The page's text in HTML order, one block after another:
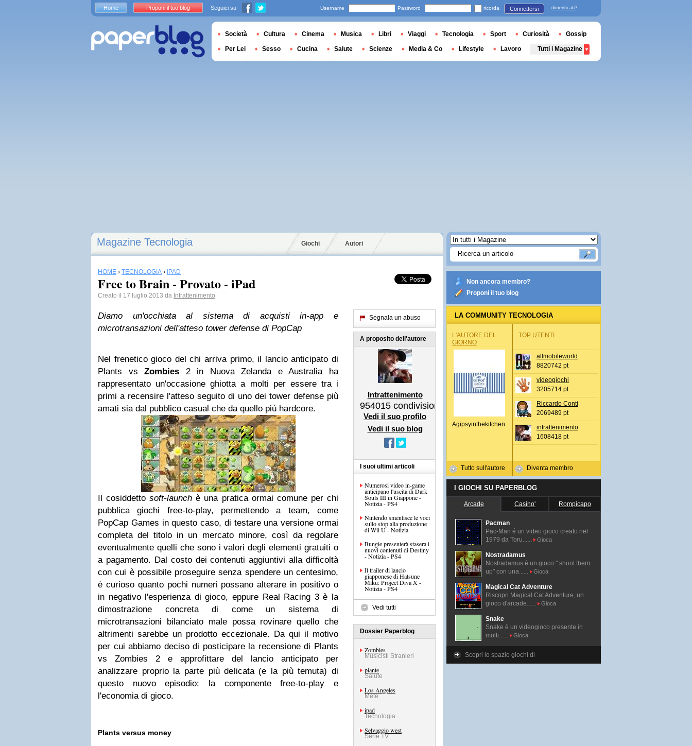
Magazine Tecnologia Giochi Autori
HOME › TECNOLOGIA › IPAD
Free to Brain - Provato - iPad
Creato il 17 luglio 2013 da Intrattenimento
Diamo un'occhiata al sistema di acquisti in-app e
microtransazioni dell'atteso tower defense di PopCap
Nel frenetico gioco del chi arriva primo, il lancio anticipato di
Plants vsZombies 2 in Nuova Zelanda e Australia ha
rappresentato un'occasione ghiotta a molti per essere tra i
primi a recensire l'atteso seguito di uno dei tower defense più
amati sia dal pubblico casual che da quello più hardcore.
Il cosiddettosoft-launch è una pratica ormai comune per chi
pubblica giochi free-to-play, permettendo a team, come
PopCap Games in questo caso, di testare una versione ormai
completa del titolo in un mercato minore, così da regolare
eventualmente quelli che sono i valori degli elementi gratuiti o
a pagamento. Dal costo dei contenuti aggiuntivi alla difficoltà
con cui è possibile proseguire senza spendere un centesimo,
è curioso quanto pochi numeri possano alterare in positivo o
in negativo l'esperienza di gioco, eppure Real Racing 3 è la
dimostrazione concreta di come un sistema di
microtransazioni bilanciato male possa rovinare quello che
altrimenti sarebbe un prodotto eccezionale. Da qui il motivo
per cui abbiamo deciso di posticipare la recensione di Plants
vs Zombies 2 e approfittare del lancio anticipato per
analizzare proprio la parte più delicata (e la più temuta) di
questo nuovo episodio: la componente free-to-play e
l'economia di gioco.
Plants versus money
Segnala un abuso
A proposito dell'autore
Intrattenimento
954015 condivisioni
Vedi il suo profilo
Vedi il suo blog
I suoi ultimi articoli
Numerosi video in-game
anticipano l'uscita di Dark
Souls III in Giappone -
Notizia - PS4
Nintendo smentisce le voci
sullo stop alla produzione
di Wii U - Notizia
Bungie presenterà stasera i
nuovi contenuti di Destiny
- Notizia - PS4
Il trailer di lancio
giapponese di Hatsune
Miku: Project Diva X -
Notizia - PS4
Vedi tutti
Dossier Paperblog
Zombies
Musicisti Stranieri
piante
Salute
Los Angeles
Mete
ipad
Tecnologia
Selvaggio west
Serie TV
Non ancora membro?
Proponi il tuo blog
LA COMMUNITY TECNOLOGIA
L'AUTORE DEL
GIORNO
Agipsyinthekitchen
Tutto sull'autore
TOP UTENTI
allmobileworld
8820742 pt
videogiochi
3205714 pt
Riccardo Conti
2069489 pt
intrattenimento
1608418 pt
Diventa membro
I GIOCHI SU PAPERBLOG
Arcade Casino' Rompicapo
Pacman
Pac-Man é un video gioco creato nel
1979 da Toru......
Gioca
Nostradamus
Nostradamus è un gioco " shoot them
up" con una......
Gioca
Magical Cat Adventure
Riscopri Magical Cat Adventure, un
gioco d'arcade......
Gioca
Snake
Snake è un videogioco presente in
molti......
Gioca
Scopri lo spazio giochi di
Home Proponi il tuo blog Seguici su Username Password ricorda Connettersi dimenticati?
Società Cultura Cinema Musica Libri Viaggi Tecnologia Sport Curiosità Gossip
Per Lei Sesso Cucina Salute Scienze Media & Co Lifestyle Lavoro Tutti i Magazine